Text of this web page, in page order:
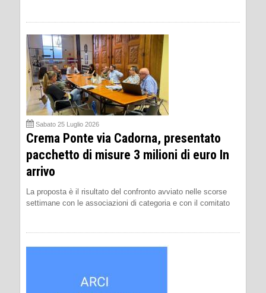
Sabato 25 Luglio 2026
Crema Ponte via Cadorna, presentato
pacchetto di misure 3 milioni di euro In
arrivo
La proposta è il risultato del confronto avviato nelle scorse
settimane con le associazioni di categoria e con il comitato